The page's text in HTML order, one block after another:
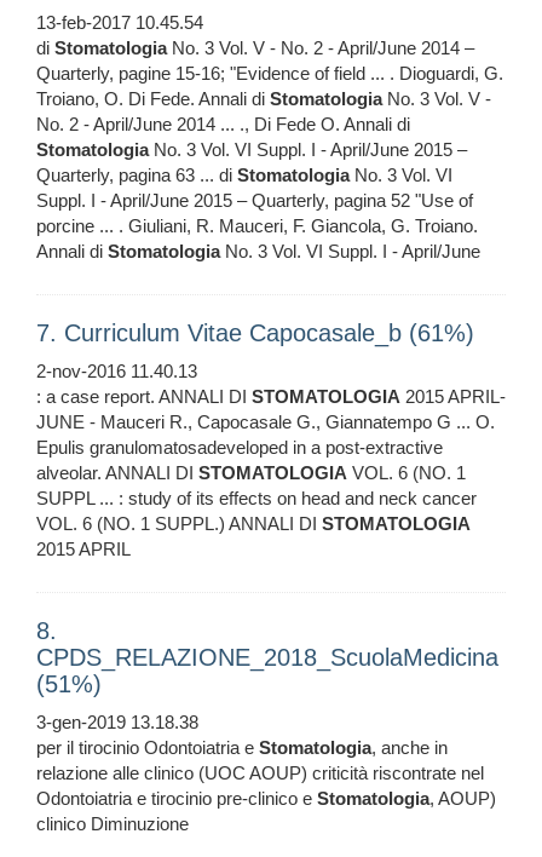
13-feb-2017 10.45.54
di StomatologiaNo. 3 Vol. V - No. 2 - April/June 2014 –
Quarterly, pagine 15-16; "Evidence of field ... . Dioguardi, G.
Troiano, O. Di Fede. Annali di StomatologiaNo. 3 Vol. V -
No. 2 - April/June 2014 ... ., Di Fede O. Annali di
StomatologiaNo. 3 Vol. VI Suppl. I - April/June 2015 –
Quarterly, pagina 63 ... di StomatologiaNo. 3 Vol. VI
Suppl. I - April/June 2015 – Quarterly, pagina 52 "Use of
porcine ... . Giuliani, R. Mauceri, F. Giancola, G. Troiano.
Annali di StomatologiaNo. 3 Vol. VI Suppl. I - April/June
7. Curriculum Vitae Capocasale_b (61%)
2-nov-2016 11.40.13
: a case report. ANNALI DI STOMATOLOGIA 2015 APRIL-
JUNE - Mauceri R., Capocasale G., Giannatempo G ... O.
Epulis granulomatosadeveloped in a post-extractive
alveolar. ANNALI DI STOMATOLOGIA VOL. 6 (NO. 1
SUPPL ... : study of its effects on head and neck cancer
VOL. 6 (NO. 1 SUPPL.) ANNALI DI STOMATOLOGIA
2015 APRIL
8.
CPDS_RELAZIONE_2018_ScuolaMedicina
(51%)
3-gen-2019 13.18.38
per il tirocinio Odontoiatria e Stomatologia, anche in
relazione alle clinico (UOC AOUP) criticità riscontrate nel
Odontoiatria e tirocinio pre-clinico e Stomatologia, AOUP)
clinico Diminuzione